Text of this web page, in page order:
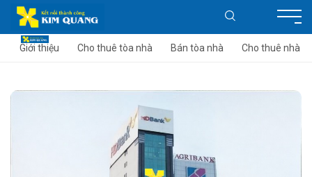
Giới thiệu Cho thuê tòa nhà Bán tòa nhà Cho thuê nhà